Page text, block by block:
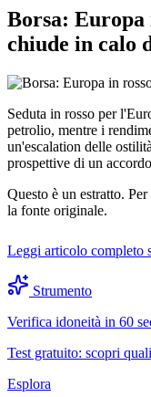
Borsa: Europa
chiude in calo
Seduta in rosso per
petrolio, mentre i
un'escalation delle
prospettive di un
Questo è un estratto.
la fonte originale.
Leggi articolo completo
Strumento
Verifica idoneità in 60
Test gratuito: scopri
Esplora